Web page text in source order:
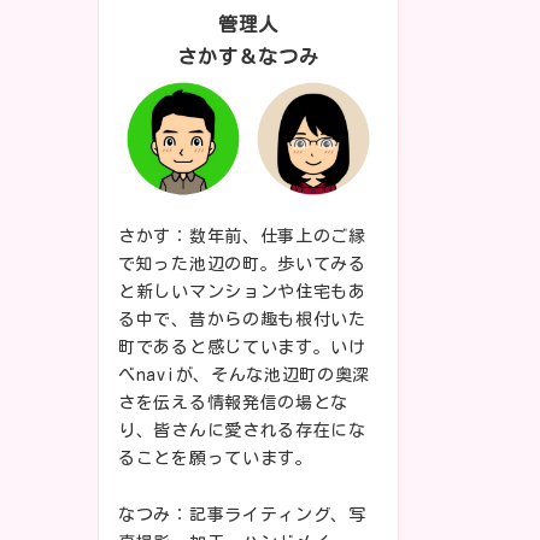
管理人
さかす＆なつみ
さかす：数年前、仕事上のご縁
で知った池辺の町。歩いてみる
と新しいマンションや住宅もあ
る中で、昔からの趣も根付いた
町であると感じています。いけ
べnaviが、そんな池辺町の奥深
さを伝える情報発信の場とな
り、皆さんに愛される存在にな
ることを願っています。
なつみ：記事ライティング、写